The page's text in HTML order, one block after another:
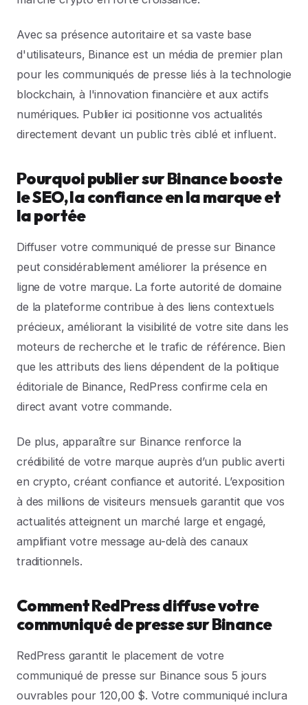
Avec sa présence autoritaire et sa vaste base
d'utilisateurs, Binance est un média de premier plan
pour les communiqués de presse liés à la technologie
blockchain, à l'innovation financière et aux actifs
numériques. Publier ici positionne vos actualités
directement devant un public très ciblé et influent.
Pourquoi publier sur Binance booste
le SEO, la confiance en la marque et
la portée
Diffuser votre communiqué de presse sur Binance
peut considérablement améliorer la présence en
ligne de votre marque. La forte autorité de domaine
de la plateforme contribue à des liens contextuels
précieux, améliorant la visibilité de votre site dans les
moteurs de recherche et le trafic de référence. Bien
que les attributs des liens dépendent de la politique
éditoriale de Binance, RedPress confirme cela en
direct avant votre commande.
De plus, apparaître sur Binance renforce la
crédibilité de votre marque auprès d’un public averti
en crypto, créant confiance et autorité. L’exposition
à des millions de visiteurs mensuels garantit que vos
actualités atteignent un marché large et engagé,
amplifiant votre message au-delà des canaux
traditionnels.
Comment RedPress diffuse votre
communiqué de presse sur Binance
RedPress garantit le placement de votre
communiqué de presse sur Binance sous 5 jours
ouvrables pour 120,00 $. Votre communiqué inclura